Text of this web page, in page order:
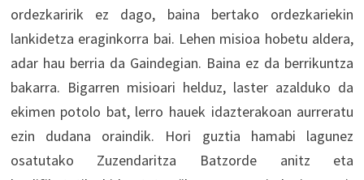
ordezkaririk ez dago, baina bertako ordezkariekin
lankidetza eraginkorra bai. Lehen misioa hobetu aldera,
adar hau berria da Gaindegian. Baina ez da berrikuntza
bakarra. Bigarren misioari helduz, laster azalduko da
ekimen potolo bat, lerro hauek idazterakoan aurreratu
ezin dudana oraindik. Hori guztia hamabi lagunez
osatutako Zuzendaritza Batzorde anitz eta